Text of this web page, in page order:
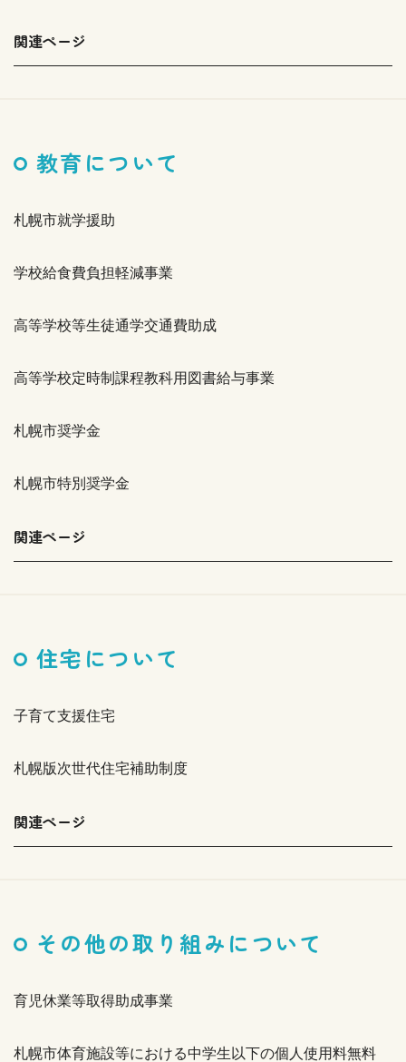
関連ページ
教育について
札幌市就学援助
学校給食費負担軽減事業
高等学校等生徒通学交通費助成
高等学校定時制課程教科用図書給与事業
札幌市奨学金
札幌市特別奨学金
関連ページ
住宅について
子育て支援住宅
札幌版次世代住宅補助制度
関連ページ
その他の取り組みについて
育児休業等取得助成事業
札幌市体育施設等における中学生以下の個人使用料無料